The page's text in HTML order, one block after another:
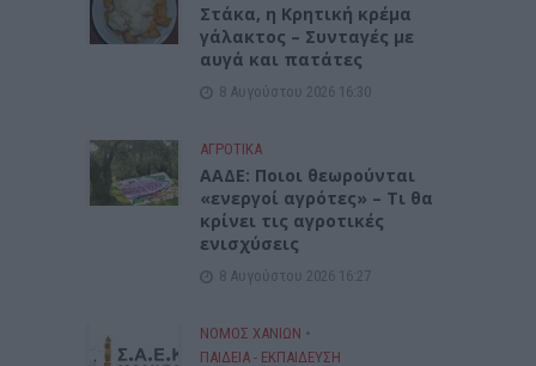
Στάκα, η Κρητική κρέμα
γάλακτος – Συνταγές με
αυγά και πατάτες
8 Αυγούστου 2026 16:30
ΑΓΡΟΤΙΚΑ
ΑΑΔΕ: Ποιοι θεωρούνται
«ενεργοί αγρότες» – Τι θα
κρίνει τις αγροτικές
ενισχύσεις
8 Αυγούστου 2026 16:27
ΝΟΜΌΣ ΧΑΝΊΩΝ •
ΠΑΙΔΕΙΑ - ΕΚΠΑΙΔΕΥΣΗ